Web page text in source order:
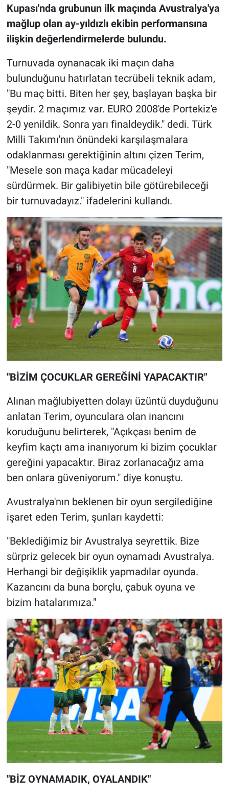
Kupası'nda grubunun ilk maçında Avustralya'ya
mağlup olan ay-yıldızlı ekibin performansına
ilişkin değerlendirmelerde bulundu.
Turnuvada oynanacak iki maçın daha
bulunduğunu hatırlatan tecrübeli teknik adam,
"Bu maç bitti. Biten her şey, başlayan başka bir
şeydir. 2 maçımız var. EURO 2008'de Portekiz'e
2-0 yenildik. Sonra yarı finaldeydik." dedi. Türk
Milli Takımı'nın önündeki karşılaşmalara
odaklanması gerektiğinin altını çizen Terim,
"Mesele son maça kadar mücadeleyi
sürdürmek. Bir galibiyetin bile götürebileceği
bir turnuvadayız." ifadelerini kullandı.
"BİZİM ÇOCUKLAR GEREĞİNİ YAPACAKTIR"
Alınan mağlubiyetten dolayı üzüntü duyduğunu
anlatan Terim, oyunculara olan inancını
koruduğunu belirterek, "Açıkçası benim de
keyfim kaçtı ama inanıyorum ki bizim çocuklar
gereğini yapacaktır. Biraz zorlanacağız ama
ben onlara güveniyorum." diye konuştu.
Avustralya'nın beklenen bir oyun sergilediğine
işaret eden Terim, şunları kaydetti:
"Beklediğimiz bir Avustralya seyrettik. Bize
sürpriz gelecek bir oyun oynamadı Avustralya.
Herhangi bir değişiklik yapmadılar oyunda.
Kazancını da buna borçlu, çabuk oyuna ve
bizim hatalarımıza."
"BİZ OYNAMADIK, OYALANDIK"